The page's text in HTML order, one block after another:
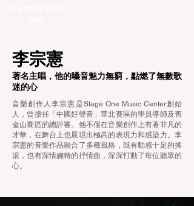
李宗憲
著名主唱，他的嗓音魅力無窮，點燃了無數歌
迷的心
音樂創作人李宗憲是Stage One Music Center創始
人，曾擔任「中國好聲音」華北賽區的學員導師及舊
金山賽區的總評審。他不僅在音樂創作上有著非凡的
才華，在舞台上也展現出極高的表現力和感染力。李
宗憲的音樂作品融合了多種風格，既有動感十足的搖
滾，也有深情婉轉的抒情曲，深深打動了每位聽眾的
心。